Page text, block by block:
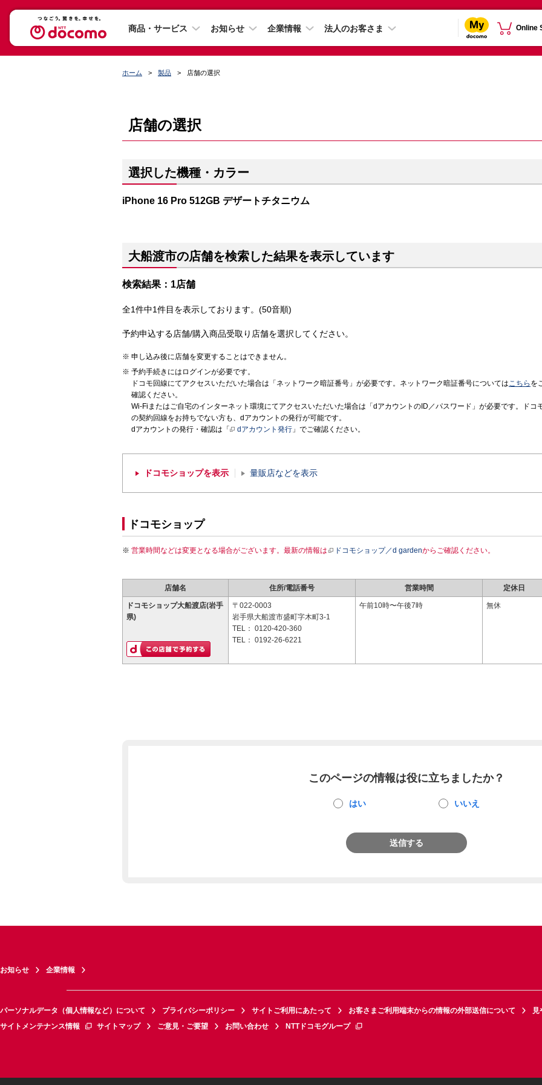
商品・サービス お知らせ 企業情報 法人のお客さま Online
ホーム 製品 店舗の選択
店舗の選択
選択した機種・カラー
iPhone 16 Pro 512GB デザートチタニウム
大船渡市の店舗を検索した結果を表示しています
検索結果：1店舗
全1件中1件目を表示しております。(50音順)
予約申込する店舗/購入商品受取り店舗を選択してください。
申し込み後に店舗を変更することはできません。
予約手続きにはログインが必要です。
ドコモ回線にてアクセスいただいた場合は「ネットワーク暗証番号」が必要です。ネットワーク暗証番号についてはこちら を
確認ください。
Wi-Fiまたはご自宅のインターネット環境にてアクセスいただいた場合は「dアカウントのID／パスワード」が必要です。ドコ
の契約回線をお持ちでない方も、dアカウントの発行が可能です。
dアカウントの発行・確認は「
dアカウント発行 」でご確認ください。
ドコモショップを表示 量販店などを表示
ドコモショップ
営業時間などは変更となる場合がございます。最新の情報は ドコモショップ／d gardenからご確認ください。
店舗名 住所/電話番号 営業時間 定休日
ドコモショップ大船渡店(岩手
県)
〒022-0003
岩手県大船渡市盛町字木町3-1
TEL： 0120-420-360
TEL： 0192-26-6221
午前10時〜午後7時 無休
このページの情報は役に立ちましたか？
はい いいえ
送信する
お知らせ 企業情報
パーソナルデータ（個人情報など）について プライバシーポリシー サイトご利用にあたって お客さまご利用端末からの情報の外部送信について
見
サイトメンテナンス情報
サイトマップ ご意見・ご要望 お問い合わせ NTTドコモグループ